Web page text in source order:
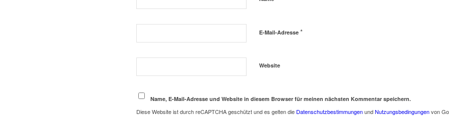
E-Mail-Adresse *
Website
Name, E-Mail-Adresse und Website in diesem Browser für meinen nächsten Kommentar speichern.
Diese Website ist durch reCAPTCHA geschützt und es gelten die DatenschutzbestimmungenundNutzungsbedingungenvon